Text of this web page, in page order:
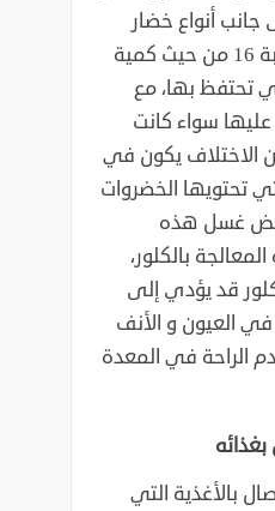
جانب أنواع خضار
‏أخرى تأتي في المرتبة 16 من حيث كمية
تحتفظ بها، مع
سواء كانت
الاختلاف يكون في
تحتويها الخضروات
غسل هذه
بالكلور،
قد يؤدي إلى
العيون و الأنف
الراحة في المعدة
بالأغذية التي